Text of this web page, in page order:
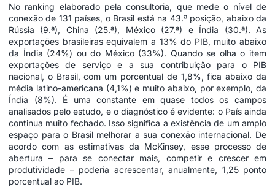
No ranking elaborado pela consultoria, que mede o nível de
conexão de 131 países, o Brasil está na 43.ª posição, abaixo da
Rússia (9.ª), China (25.ª), México (27.ª) e Índia (30.ª). As
exportações brasileiras equivalem a 13% do PIB, muito abaixo
da Índia (24%) ou do México (33%). Quando se olha o item
exportações de serviço e a sua contribuição para o PIB
nacional, o Brasil, com um porcentual de 1,8%, fica abaixo da
média latino-americana (4,1%) e muito abaixo, por exemplo, da
Índia (8%). É uma constante em quase todos os campos
analisados pelo estudo, e o diagnóstico é evidente: o País ainda
continua muito fechado. Isso significa a existência de um amplo
espaço para o Brasil melhorar a sua conexão internacional. De
acordo com as estimativas da McKinsey, esse processo de
abertura – para se conectar mais, competir e crescer em
produtividade – poderia acrescentar, anualmente, 1,25 ponto
porcentual ao PIB.